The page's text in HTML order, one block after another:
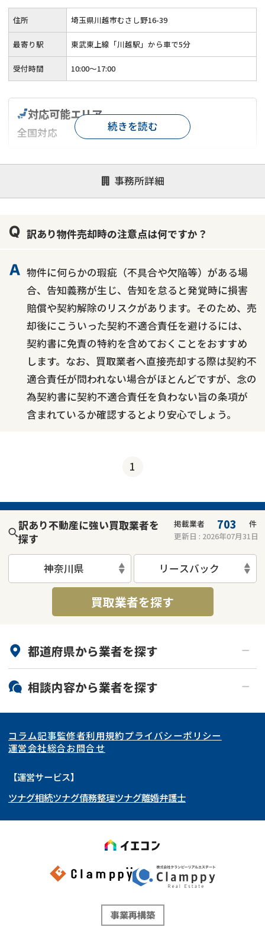
住所 埼玉県川越市むさし野16-39
最寄り駅 東武東上線「川越駅」から車で5分
受付時間 10:00〜17:00
事務所詳細
対応可能エリア
全国対応
対応が親身 オンライン面談可能
レスポンスが早い
1億円以上の買取可
続きを読む
訳あり物件売却時の注意点は何ですか？
物件に何らかの瑕疵（不具合や欠陥等）がある場
合、告知義務が生じ、告知を怠ると発覚時に損害
賠償や契約解除のリスクがあります。そのため、売
却後にこういった契約不適合責任を避けるには、
契約書に免責の特約を含めておくことをおすすめ
します。なお、買取業者へ直接売却する際は契約不
適合責任が問われない場合がほとんどですが、念の
為契約書に契約不適合責任を負わない旨の条項が
含まれているか確認するとより安心でしょう。
1
訳あり不動産に強い買取業者を
探す
掲載業者 703
件
更新日 : 2026年07月31日
神奈川県 リースバック
買取業者を探す
都道府県から業者を探す
北海道・東北
北海道 青森県
岩手県 宮城県
秋田県
福島県
関東
東京都 神奈川県
埼玉県
茨城県 群馬県
東海
愛知県
岐阜県 山梨県
関西
大阪府 京都府
和歌山県
北陸・甲信越
富山県
岡山県
徳島県
九州・沖縄
熊本県
相談内容から業者を探す
再建築不可
底地
ゴミ屋敷
リースバック
コラム記事監修者利用規約プライバシーポリシー
運営会社総合お問合せ
【運営サービス】
ツナグ相続ツナグ債務整理ツナグ離婚弁護士
事業再構築